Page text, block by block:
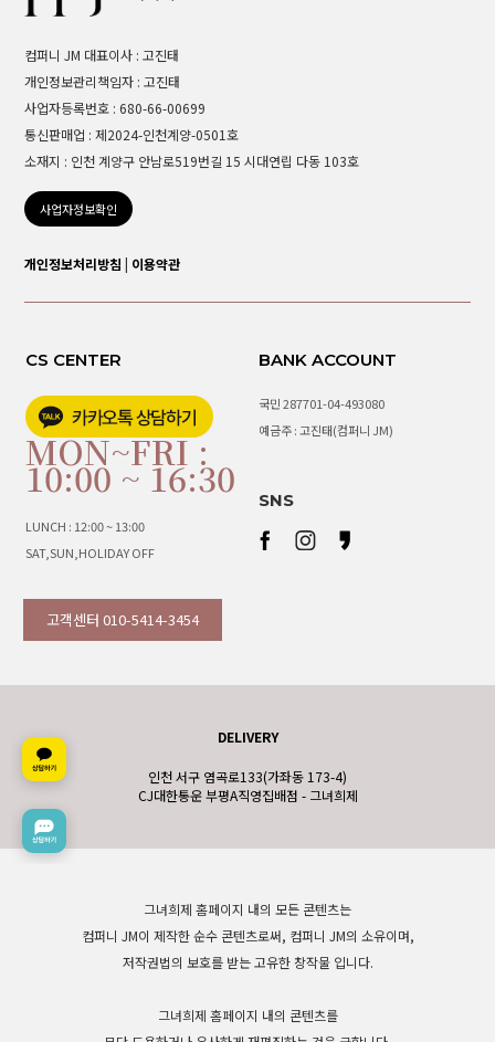
컴퍼니 JM 대표이사 : 고진태
개인정보관리책임자 : 고진태
사업자등록번호 : 680-66-00699
통신판매업 : 제2024-인천계양-0501호
소재지 : 인천 계양구 안남로519번길 15 시대연립 다동 103호
사업자정보확인
개인정보처리방침 | 이용약관
CS CENTER
MON~FRI :
10:00 ~ 16:30
LUNCH : 12:00 ~ 13:00
SAT,SUN,HOLIDAY OFF
고객센터 010-5414-3454
BANK ACCOUNT
국민 287701-04-493080
예금주 : 고진태(컴퍼니 JM)
SNS
DELIVERY
인천 서구 염곡로133(가좌동 173-4)
CJ대한통운 부평A직영집배점 - 그녀희제
그녀희제 홈페이지 내의 모든 콘텐츠는
컴퍼니 JM이 제작한 순수 콘텐츠로써, 컴퍼니 JM의 소유이며,
저작권법의 보호를 받는 고유한 창작물 입니다.
그녀희제 홈페이지 내의 콘텐츠를